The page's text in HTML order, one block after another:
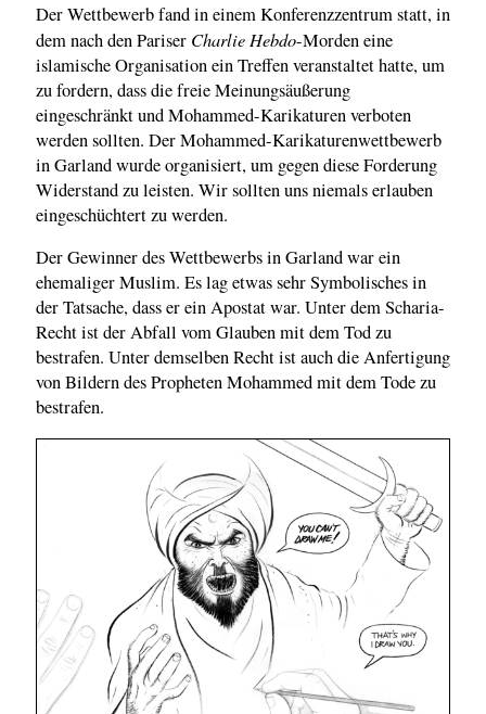
Der Wettbewerb fand in einem Konferenzzentrum statt, in
dem nach den Pariser Charlie Hebdo-Morden eine
islamische Organisation ein Treffen veranstaltet hatte, um
zu fordern, dass die freie Meinungsäußerung
eingeschränkt und Mohammed-Karikaturen verboten
werden sollten. Der Mohammed-Karikaturenwettbewerb
in Garland wurde organisiert, um gegen diese Forderung
Widerstand zu leisten. Wir sollten uns niemals erlauben
eingeschüchtert zu werden.
Der Gewinner des Wettbewerbs in Garland war ein
ehemaliger Muslim. Es lag etwas sehr Symbolisches in
der Tatsache, dass er ein Apostat war. Unter dem Scharia-
Recht ist der Abfall vom Glauben mit dem Tod zu
bestrafen. Unter demselben Recht ist auch die Anfertigung
von Bildern des Propheten Mohammed mit dem Tode zu
bestrafen.